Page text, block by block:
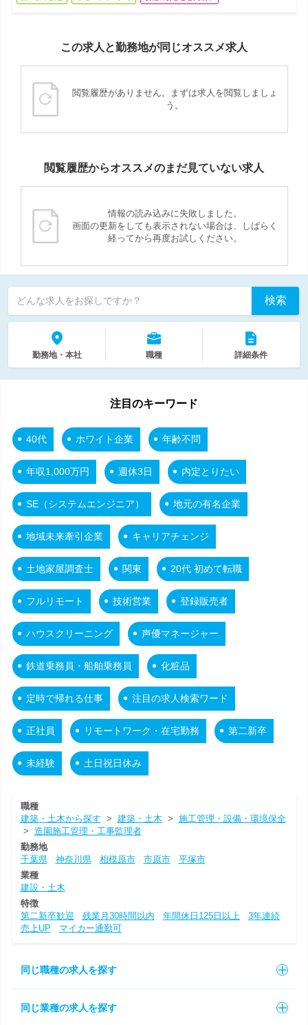
この求人と勤務地が同じオススメ求人
閲覧履歴がありません。まずは求人を閲覧しましょ
う。
閲覧履歴からオススメのまだ見ていない求人
情報の読み込みに失敗しました。
画面の更新をしても表示されない場合は、しばらく
経ってから再度お試しください。
どんな求人をお探しですか？ 検索
勤務地・本社 職種 詳細条件
注目のキーワード
40代 ホワイト企業 年齢不問
年収1,000万円 週休3日 内定とりたい
SE（システムエンジニア） 地元の有名企業
地域未来牽引企業 キャリアチェンジ
土地家屋調査士 関東 20代 初めて転職
フルリモート 技術営業 登録販売者
ハウスクリーニング 声優マネージャー
鉄道乗務員・船舶乗務員 化粧品
定時で帰れる仕事 注目の求人検索ワード
正社員 リモートワーク・在宅勤務 第二新卒
未経験 土日祝日休み
職種
建築・土木から探す > 建築・土木 > 施工管理・設備・環境保全
> 造園施工管理・工事監理者
勤務地
千葉県
神奈川県 相模原市 市原市
平塚市
業種
建設・土木
特徴
第二新卒歓迎
残業月30時間以内 年間休日125日以上
3年連続
売上UP
マイカー通勤可
同じ職種の求人を探す
同じ業種の求人を探す